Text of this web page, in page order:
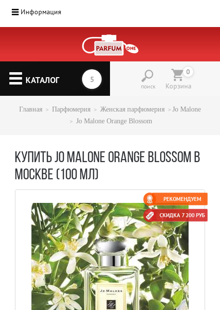
Информация
КАТАЛОГ
поиск
0
Корзина
Главная Парфюмерия Женская парфюмерия
Jo Malone
Jo Malone Orange Blossom
КУПИТЬ JO MALONE ORANGE BLOSSOM В
МОСКВЕ (100 МЛ)
РЕКОМЕНДУЕМ
СКИДКА 7 200 РУБ